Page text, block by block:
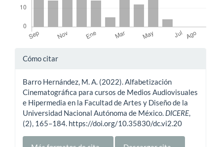
Detalles
artículo
Cómo citar
Barro Hernández, M. A. (2022). Alfabetización
Cinematográfica para cursos de Medios Audiovisuales
e Hipermedia en la Facultad de Artes y Diseño de la
Universidad Nacional Autónoma de México. DICERE,
(2), 165–184. https://doi.org/10.35830/dc.vi2.20